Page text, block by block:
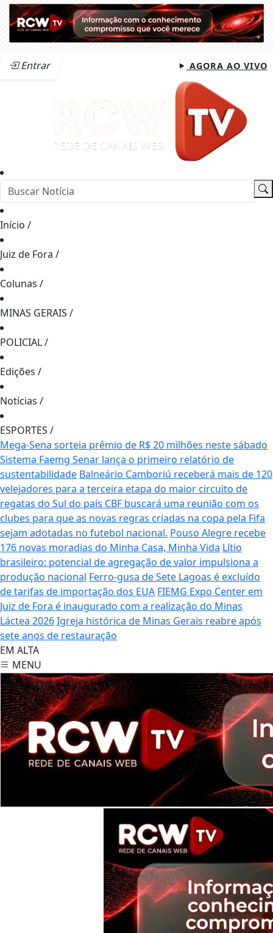
Entrar AGORA AO VIVO
Início /
Juiz de Fora /
Colunas /
MINAS GERAIS /
POLICIAL/
Edições /
Notícias /
ESPORTES /
Mega-Sena sorteia prêmio de R$ 20 milhões neste sábado
Sistema Faemg Senar lança o primeiro relatório de
sustentabilidade Balneário Camboriú receberá mais de 120
velejadores para a terceira etapa do maior circuito de
regatas do Sul do país CBF buscará uma reunião com os
clubes para que as novas regras criadas na copa pela Fifa
sejam adotadas no futebol nacional. Pouso Alegre recebe
176 novas moradias do Minha Casa, Minha Vida Lítio
brasileiro: potencial de agregação de valor impulsiona a
produção nacional Ferro-gusa de Sete Lagoas é excluído
de tarifas de importação dos EUA FIEMG Expo Center em
Juiz de Fora é inaugurado com a realização do Minas
Láctea 2026Igreja histórica de Minas Gerais reabre após
sete anos de restauração
EM ALTA
MENU